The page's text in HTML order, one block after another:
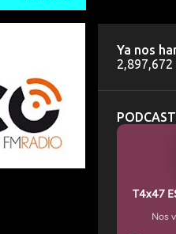
Ya nos
2,897,672